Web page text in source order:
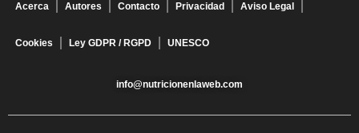
Acerca Autores Contacto Privacidad Aviso Legal
Cookies Ley GDPR / RGPD UNESCO
info@nutricionenlaweb.com